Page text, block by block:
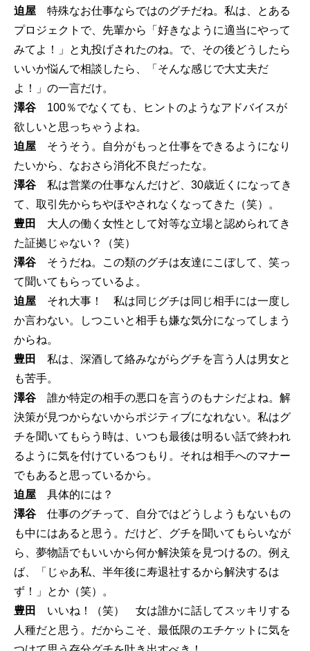
迫屋 特殊なお仕事ならではのグチだね。私は、とある
プロジェクトで、先輩から「好きなように適当にやって
みてよ！」と丸投げされたのね。で、その後どうしたら
いいか悩んで相談したら、「そんな感じで大丈夫だ
よ！」の一言だけ。
澤谷 100％でなくても、ヒントのようなアドバイスが
欲しいと思っちゃうよね。
迫屋 そうそう。自分がもっと仕事をできるようになり
たいから、なおさら消化不良だったな。
澤谷 私は営業の仕事なんだけど、30歳近くになってき
て、取引先からちやほやされなくなってきた（笑）。
豊田
大人の働く女性として対等な立場と認められてき
た証拠じゃない？（笑）
澤谷 そうだね。この類のグチは友達にこぼして、笑っ
て聞いてもらっているよ。
迫屋 それ大事！ 私は同じグチは同じ相手には一度し
か言わない。しつこいと相手も嫌な気分になってしまう
からね。
豊田
私は、深酒して絡みながらグチを言う人は男女と
も苦手。
澤谷 誰か特定の相手の悪口を言うのもナシだよね。解
決策が見つからないからポジティブになれない。私はグ
チを聞いてもらう時は、いつも最後は明るい話で終われ
るように気を付けているつもり。それは相手へのマナー
でもあると思っているから。
迫屋 具体的には？
澤谷 仕事のグチって、自分ではどうしようもないもの
も中にはあると思う。だけど、グチを聞いてもらいなが
ら、夢物語でもいいから何か解決策を見つけるの。例え
ば、「じゃあ私、半年後に寿退社するから解決するは
ず！」とか（笑）。
豊田
いいね！（笑） 女は誰かに話してスッキリする
人種だと思う。だからこそ、最低限のエチケットに気を